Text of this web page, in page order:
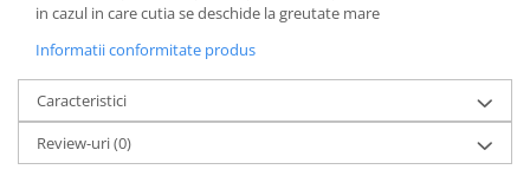
Stampile, tusiere si tus
Protectia muncii si Imbracaminte
Imbracaminte
Tricouri
Bluze & Pulovere
in cazul in care cutia se deschide la greutate mare
Informatii conformitate produs
Caracteristici
Review-uri(0)